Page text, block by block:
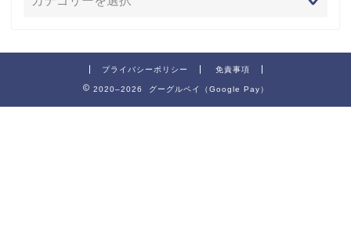
プライバシーポリシー 免責事項
2020–2026 グーグルペイ（Google Pay）